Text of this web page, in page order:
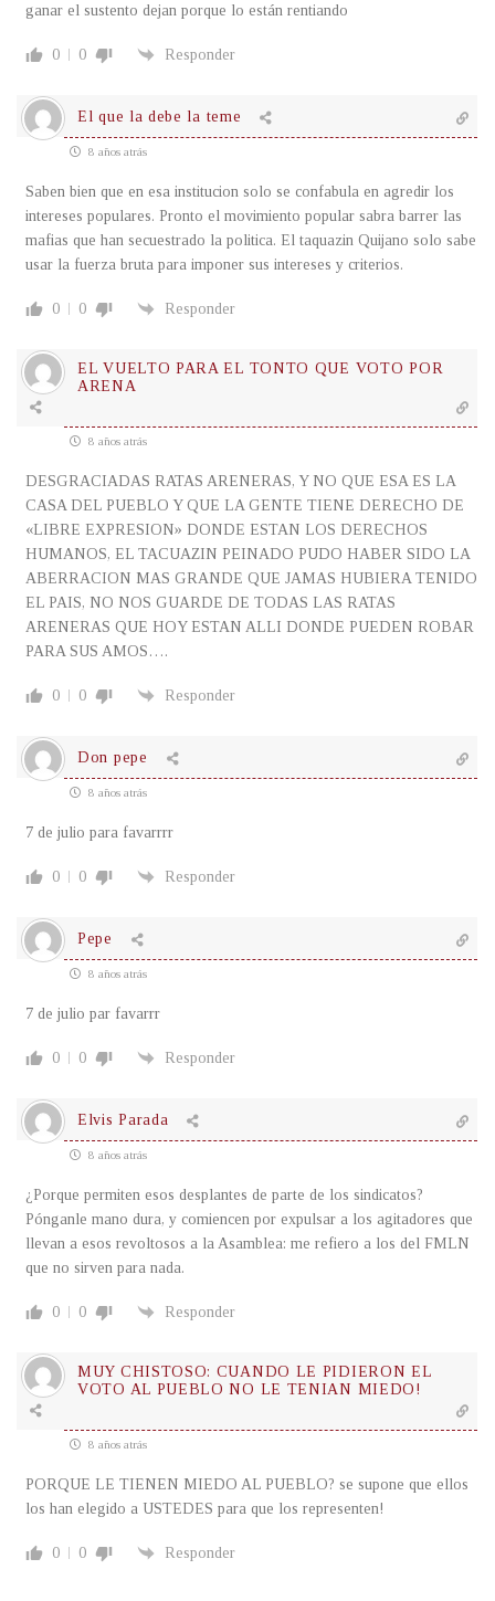
ganar el sustento dejan porque lo están rentiando
0 0 Responder
El que la debe la teme
8 años atrás
Saben bien que en esa institucion solo se confabula en agredir los
intereses populares. Pronto el movimiento popular sabra barrer las
mafias que han secuestrado la politica. El taquazin Quijano solo sabe
usar la fuerza bruta para imponer sus intereses y criterios.
0 0 Responder
EL VUELTO PARA EL TONTO QUE VOTO POR
ARENA
8 años atrás
DESGRACIADAS RATAS ARENERAS, Y NO QUE ESA ES LA
CASA DEL PUEBLO Y QUE LA GENTE TIENE DERECHO DE
«LIBRE EXPRESION» DONDE ESTAN LOS DERECHOS
HUMANOS, EL TACUAZIN PEINADO PUDO HABER SIDO LA
ABERRACION MAS GRANDE QUE JAMAS HUBIERA TENIDO
EL PAIS, NO NOS GUARDE DE TODAS LAS RATAS
ARENERAS QUE HOY ESTAN ALLI DONDE PUEDEN ROBAR
PARA SUS AMOS….
0 0 Responder
Don pepe
8 años atrás
7 de julio para favarrrr
0 0 Responder
Pepe
8 años atrás
7 de julio par favarrr
0 0 Responder
Elvis Parada
8 años atrás
¿Porque permiten esos desplantes de parte de los sindicatos?
Pónganle mano dura, y comiencen por expulsar a los agitadores que
llevan a esos revoltosos a la Asamblea: me refiero a los del FMLN
que no sirven para nada.
0 0 Responder
MUY CHISTOSO: CUANDO LE PIDIERON EL
VOTO AL PUEBLO NO LE TENIAN MIEDO!
8 años atrás
PORQUE LE TIENEN MIEDO AL PUEBLO? se supone que ellos
los han elegido a USTEDES para que los representen!
0 0 Responder